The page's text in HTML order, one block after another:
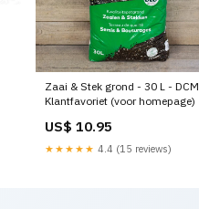
Zaai & Stek grond - 30 L - DCM
Klantfavoriet (voor homepage)
US$ 10.95
★★★★★ 4.4 (15 reviews)